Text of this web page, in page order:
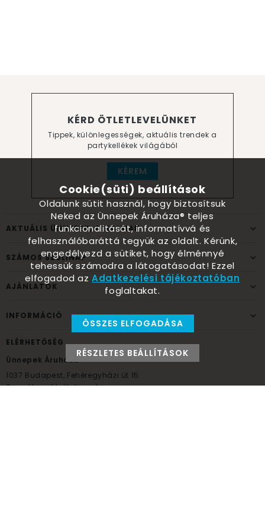
KÉRD ÖTLETLEVELÜNKET
Tippek, különlegességek, aktuális trendek a
partykellékek világából
KÉREM
AKTUÁLIS ÜNNEPEK, ALKALMAK
SZÁMOS SZÜLINAP
AJÁNLATOK
INFORMÁCIÓ
ELÉRHETŐSÉG
Ünnepek Áruháza
1037 Budapest, Fehéregyházi út 15.
Személyes átvételi pont
Cookie(süti) beállítások
Oldalunk sütit használ, hogy biztosítsuk
Neked az Ünnepek Áruháza® teljes
funkcionalitását, informatívvá és
felhasználóbaráttá tegyük az oldalt. Kérünk,
engedélyezd a sütiket, hogy élménnyé
tehessük számodra a látogatásodat! Ezzel
elfogadod azAdatkezelési tájékoztatóban
foglaltakat.
ÖSSZES ELFOGADÁSA
RÉSZLETES BEÁLLÍTÁSOK